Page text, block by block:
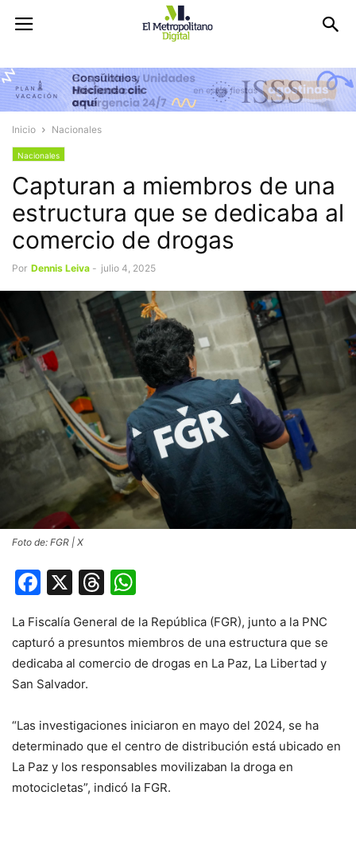
Inicio Nacionales
Nacionales
Capturan a miembros de una
estructura que se dedicaba al
comercio de drogas
Por Dennis Leiva - julio 4, 2025
Foto de: FGR | X
Facebook
X Threads
La Fiscalía General de la República (FGR), junto a la PNC
capturó a presuntos miembros de una estructura que se
dedicaba al comercio de drogas en La Paz, La Libertad y
San Salvador.
“Las investigaciones iniciaron en mayo del 2024, se ha
determinado que el centro de distribución está ubicado en
La Paz y los responsables movilizaban la droga en
motocicletas”, indicó la FGR.